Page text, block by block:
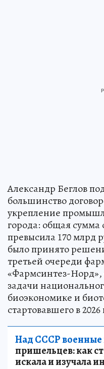
Александр Беглов
большинство
укрепление
города: общая сумма
превысила 170 млрд
было принято
третьей очереди
«Фармсинтез-Норд»,
задачи
биоэкономике и
стартовавшего в 2026
Над СССР военные
пришельцев: как
искала и изучала